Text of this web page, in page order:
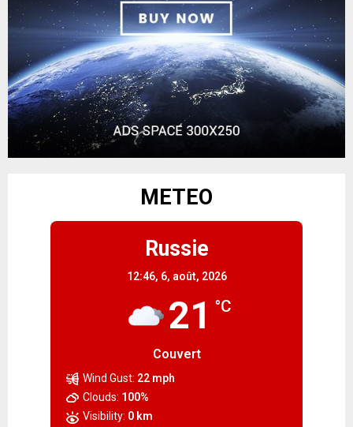
METEO
Russie
12:46, 6, août, 2026
21 °C
Couvert
Wind Gust: 22 mph
Clouds: 100%
Visibility: 0 km